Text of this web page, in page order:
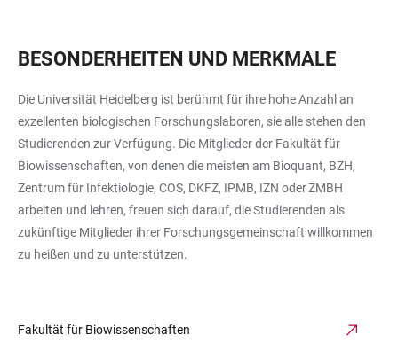
BESONDERHEITEN UND MERKMALE
Die Universität Heidelberg ist berühmt für ihre hohe Anzahl an
exzellenten biologischen Forschungslaboren, sie alle stehen den
Studierenden zur Verfügung. Die Mitglieder der Fakultät für
Biowissenschaften, von denen die meisten am Bioquant, BZH,
Zentrum für Infektiologie, COS, DKFZ, IPMB, IZN oder ZMBH
arbeiten und lehren, freuen sich darauf, die Studierenden als
zukünftige Mitglieder ihrer Forschungsgemeinschaft willkommen
zu heißen und zu unterstützen.
Fakultät für Biowissenschaften